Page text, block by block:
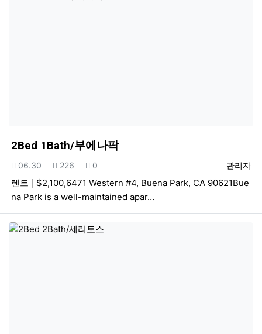
2Bed 1Bath/부에나팍
등록자
관리자
등록일
06.30 조회
226 추천
0
렌트
$2,100,6471 Western #4, Buena Park, CA 90621Bue
na Park is a well-maintained apar…